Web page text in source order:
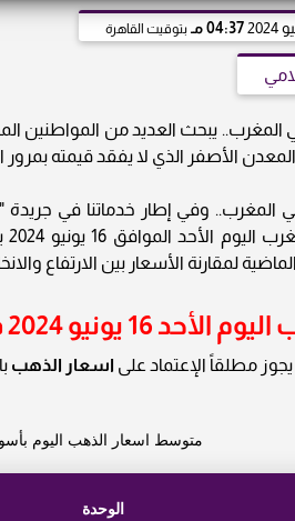
04:37 مـ بتوقيت القاهرة
يبحث العديد من المواطنين
الأصفر الذي لا يفقد قيمته بمرور
لمقارنة الأسعار بين الارتفاع
يونيو 2024 في المغرب
يجوز مطلقاً الإعتماد على اسعار الذهب
متوسط اسعار الذهب اليوم
الوحدة